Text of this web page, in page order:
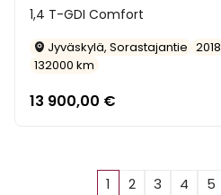
1,4 T-GDI Comfort
Jyväskylä, Sorastajantie 2018
132000 km
13 900,00 €
1 2 3 4 5